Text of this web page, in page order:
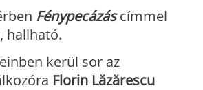
Fénypecázáscímmel
hallható.
kerül sor az
Florin Lăzărescu